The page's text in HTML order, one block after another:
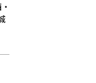
東海・